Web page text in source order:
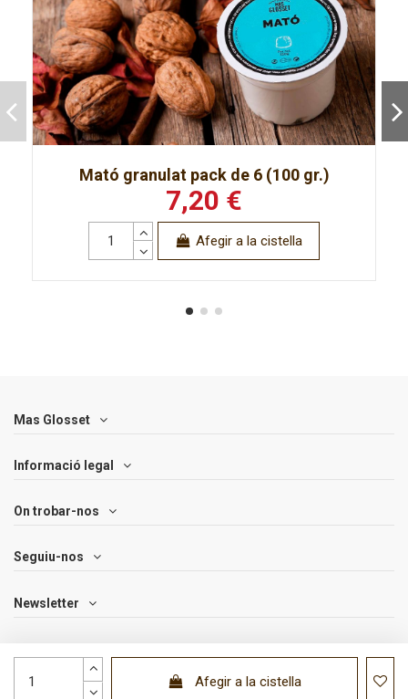
Afegir a la cistella
Mató granulat pack de 6 (100 gr.)
7,20 €
Afegir a la cistella
Mas Glosset
Informació legal
On trobar-nos
Seguiu-nos
Newsletter